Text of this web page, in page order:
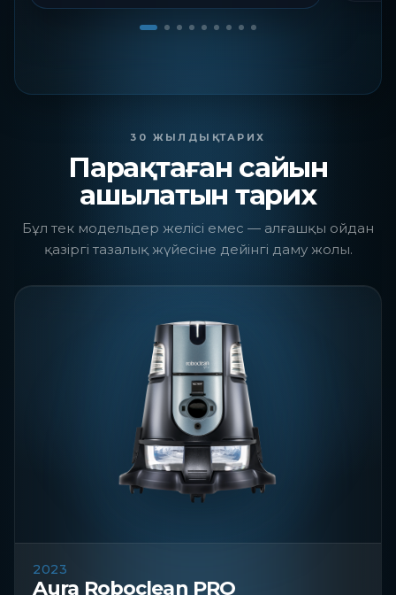
30 ЖЫЛДЫҚ ТАРИХ
Парақтаған сайын
ашылатын тарих
Бұл тек модельдер желісі емес — алғашқы ойдан
қазіргі тазалық жүйесіне дейінгі даму жолы.
2023
Aura Roboclean PRO